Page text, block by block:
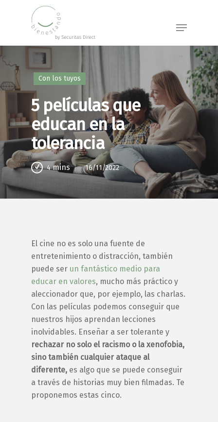
content
Menu
Con los tuyos
5 películas que
educan en la
tolerancia
4 mins 16/11/2022
El cine no es solo una fuente de
entretenimiento o distracción, también
puede ser un fantástico medio para
educar en valores, mucho más práctico y
aleccionador que, por ejemplo, las charlas.
Con las películas podemos conseguir que
nuestros hijos aprendan lecciones
inolvidables. Enseñar a ser tolerante y
rechazar no solo el racismo o la xenofobia,
sino también cualquier ataque al
diferente, es algo que se puede conseguir
a través de historias muy bien filmadas. Te
proponemos estas cinco.